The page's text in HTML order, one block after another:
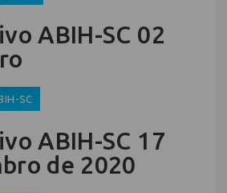
ABIH-SC 02
SC
ABIH-SC 17
de 2020